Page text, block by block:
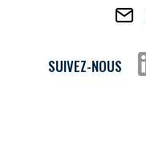
SUIVEZ-NOUS